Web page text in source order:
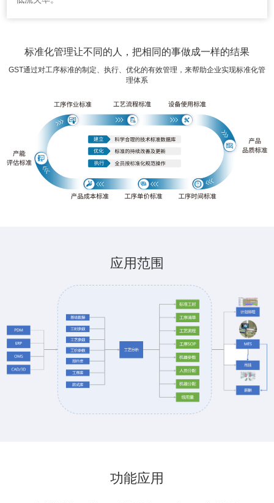
标准化管理让不同的人，把相同的事做成一样的结果
GST通过对工序标准的制定、执行、优化的有效管理，来帮助企业实现标准化管
理体系
应用范围
功能应用